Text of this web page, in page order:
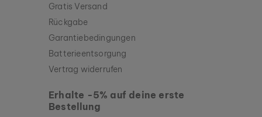
Gratis Versand
Rückgabe
Garantiebedingungen
Batterieentsorgung
Vertrag widerrufen
Erhalte -5% auf deine erste
Bestellung